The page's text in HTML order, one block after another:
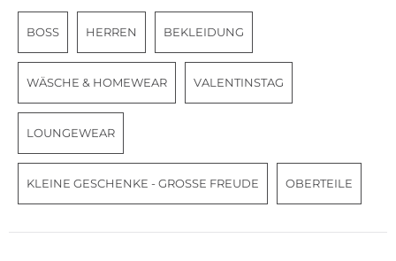
BOSS HERREN BEKLEIDUNG
WÄSCHE & HOMEWEAR VALENTINSTAG
LOUNGEWEAR
KLEINE GESCHENKE - GROSSE FREUDE OBERTEILE